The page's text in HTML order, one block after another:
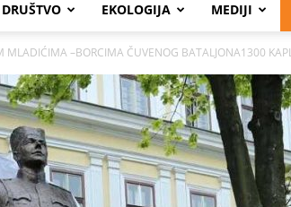
DRUŠTVO EKOLOGIJA MEDIJI
–BORCIMA ČUVENOG BATALJONA1300